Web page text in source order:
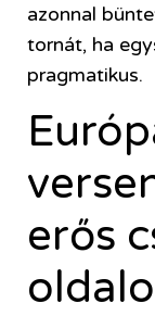
azonnal
tornát, ha
pragmatikus.
erős